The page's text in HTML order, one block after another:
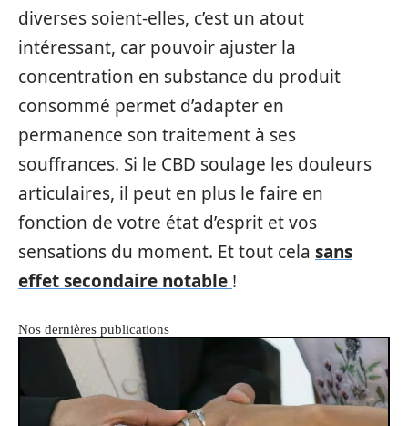
diverses soient-elles, c’est un atout
intéressant, car pouvoir ajuster la
concentration en substance du produit
consommé permet d’adapter en
permanence son traitement à ses
souffrances. Si le CBD soulage les douleurs
articulaires, il peut en plus le faire en
fonction de votre état d’esprit et vos
sensations du moment. Et tout cela sans
effet secondaire notable !
Nos dernières publications